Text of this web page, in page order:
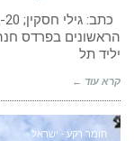
הראשונים בפרדס
יליד תל
קרא עוד ←
חומר רקע - ישראל